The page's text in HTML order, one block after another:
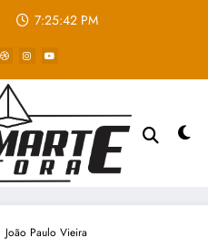
7:25:42 PM
João Paulo Vieira